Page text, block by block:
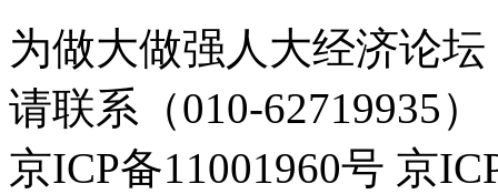
为做大做强人大经济论
请联系（010-62719935）
京ICP备11001960号 京